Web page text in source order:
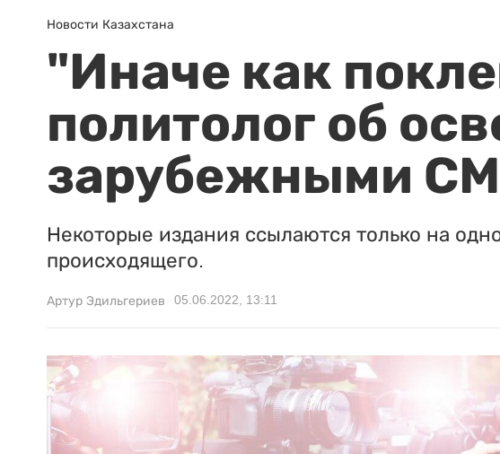
Новости Казахстана
"Иначе как
политолог об
зарубежными
Некоторые издания ссылаются только на
происходящего.
Артур Эдильгериев 05.06.2022, 13:11